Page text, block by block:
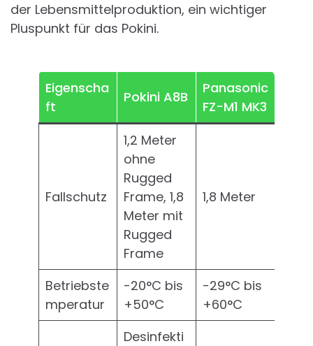
der Lebensmittelproduktion, ein wichtiger
Pluspunkt für das Pokini.
Eigenscha
ft
Pokini A8B
Panasonic
FZ-M1 MK3
Fallschutz
1,2 Meter
ohne
Rugged
Frame, 1,8
Meter mit
Rugged
Frame
1,8 Meter
Betriebste
mperatur
-20°C bis
+50°C
-29°C bis
+60°C
Desinfekti